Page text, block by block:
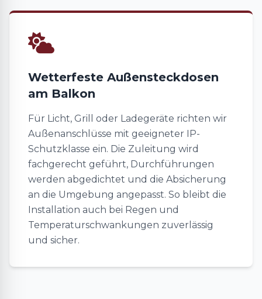
Wetterfeste Außensteckdosen
am Balkon
Für Licht, Grill oder Ladegeräte richten wir
Außenanschlüsse mit geeigneter IP-
Schutzklasse ein. Die Zuleitung wird
fachgerecht geführt, Durchführungen
werden abgedichtet und die Absicherung
an die Umgebung angepasst. So bleibt die
Installation auch bei Regen und
Temperaturschwankungen zuverlässig
und sicher.